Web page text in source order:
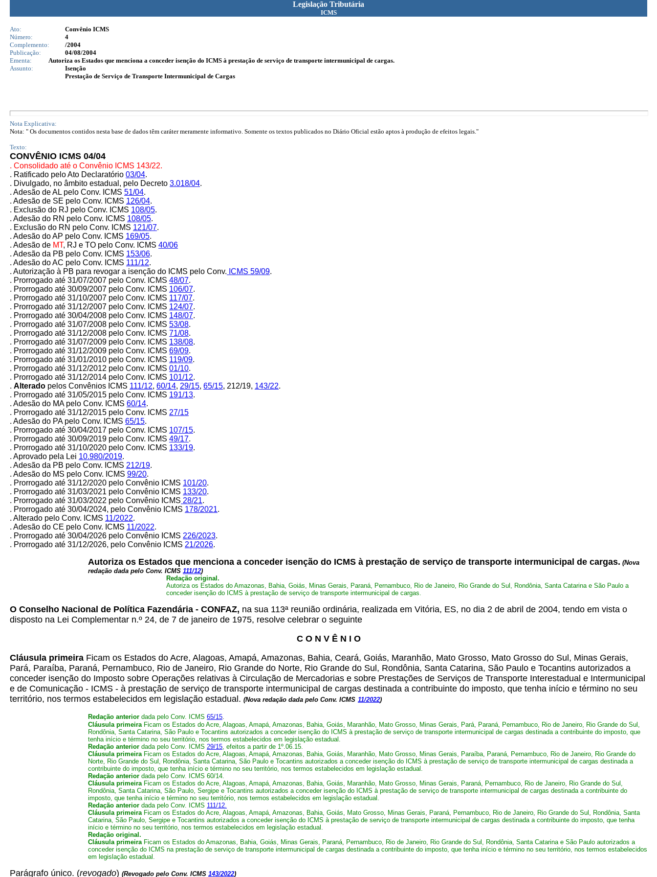
Legislação Tributária
ICMS
Ato:
Convênio ICMS
Número:
4
Complemento:
/2004
Publicação:
04/08/2004
Ementa:
Autoriza os Estados que menciona a conceder isenção do ICMS à prestação de serviço de transporte intermunicipal de cargas.
Assunto:
Isenção
Prestação de Serviço de Transporte Intermunicipal de Cargas
Nota Explicativa:
Nota: " Os documentos contidos nesta base de dados têm caráter meramente informativo. Somente os textos publicados no Diário Oficial estão aptos à produção de efeitos legais."
Texto:
CONVÊNIO ICMS 04/04
. Consolidado até o Convênio ICMS 143/22.
. Ratificado pelo Ato Declaratório 03/04.
. Divulgado, no âmbito estadual, pelo Decreto 3.018/04.
. Adesão de AL pelo Conv. ICMS 51/04.
. Adesão de SE pelo Conv. ICMS 126/04.
. Exclusão do RJ pelo Conv. ICMS 108/05.
. Adesão do RN pelo Conv. ICMS 108/05.
. Exclusão do RN pelo Conv. ICMS 121/07.
. Adesão do AP pelo Conv. ICMS 169/05.
. Adesão de MT, RJ e TO pelo Conv. ICMS 40/06
. Adesão da PB pelo Conv. ICMS 153/06.
. Adesão do AC pelo Conv. ICMS 111/12.
. Autorização à PB para revogar a isenção do ICMS pelo Conv. ICMS 59/09.
. Prorrogado até 31/07/2007 pelo Conv. ICMS 48/07.
. Prorrogado até 30/09/2007 pelo Conv. ICMS 106/07.
. Prorrogado até 31/10/2007 pelo Conv. ICMS 117/07.
. Prorrogado até 31/12/2007 pelo Conv. ICMS 124/07.
. Prorrogado até 30/04/2008 pelo Conv. ICMS 148/07.
. Prorrogado até 31/07/2008 pelo Conv. ICMS 53/08.
. Prorrogado até 31/12/2008 pelo Conv. ICMS 71/08.
. Prorrogado até 31/07/2009 pelo Conv. ICMS 138/08.
. Prorrogado até 31/12/2009 pelo Conv. ICMS 69/09.
. Prorrogado até 31/01/2010 pelo Conv. ICMS 119/09.
. Prorrogado até 31/12/2012 pelo Conv. ICMS 01/10.
. Prorrogado até 31/12/2014 pelo Conv. ICMS 101/12.
. Alterado pelos Convênios ICMS 111/12, 60/14, 29/15, 65/15, 212/19, 143/22.
. Prorrogado até 31/05/2015 pelo Conv. ICMS 191/13.
. Adesão do MA pelo Conv. ICMS 60/14.
. Prorrogado até 31/12/2015 pelo Conv. ICMS 27/15
. Adesão do PA pelo Conv. ICMS 65/15.
. Prorrogado até 30/04/2017 pelo Conv. ICMS 107/15.
. Prorrogado até 30/09/2019 pelo Conv. ICMS 49/17.
. Prorrogado até 31/10/2020 pelo Conv. ICMS 133/19.
. Aprovado pela Lei 10.980/2019.
. Adesão da PB pelo Conv. ICMS 212/19.
. Adesão do MS pelo Conv. ICMS 99/20.
. Prorrogado até 31/12/2020 pelo Convênio ICMS 101/20.
. Prorrogado até 31/03/2021 pelo Convênio ICMS 133/20.
. Prorrogado até 31/03/2022 pelo Convênio ICMS 28/21.
. Prorrogado até 30/04/2024, pelo Convênio ICMS 178/2021.
. Alterado pelo Conv. ICMS 11/2022.
. Adesão do CE pelo Conv. ICMS 11/2022.
. Prorrogado até 30/04/2026 pelo Convênio ICMS 226/2023.
. Prorrogado até 31/12/2026, pelo Convênio ICMS 21/2026.
Autoriza os Estados que menciona a conceder isenção do ICMS à prestação de serviço de transporte intermunicipal de cargas. (Nova
redação dada pelo Conv. ICMS 111/12)
Redação original.
Autoriza os Estados do Amazonas, Bahia, Goiás, Minas Gerais, Paraná, Pernambuco, Rio de Janeiro, Rio Grande do Sul, Rondônia, Santa Catarina e São Paulo a
conceder isenção do ICMS à prestação de serviço de transporte intermunicipal de cargas.
O Conselho Nacional de Política Fazendária - CONFAZ, na sua 113ª reunião ordinária, realizada em Vitória, ES, no dia 2 de abril de 2004, tendo em vista o
disposto na Lei Complementar n.º 24, de 7 de janeiro de 1975, resolve celebrar o seguinte
C O N V Ê N I O
Cláusula primeira Ficam os Estados do Acre, Alagoas, Amapá, Amazonas, Bahia, Ceará, Goiás, Maranhão, Mato Grosso, Mato Grosso do Sul, Minas Gerais,
Pará, Paraíba, Paraná, Pernambuco, Rio de Janeiro, Rio Grande do Norte, Rio Grande do Sul, Rondônia, Santa Catarina, São Paulo e Tocantins autorizados a
conceder isenção do Imposto sobre Operações relativas à Circulação de Mercadorias e sobre Prestações de Serviços de Transporte Interestadual e Intermunicipal
e de Comunicação - ICMS - à prestação de serviço de transporte intermunicipal de cargas destinada a contribuinte do imposto, que tenha início e término no seu
território, nos termos estabelecidos em legislação estadual. (Nova redação dada pelo Conv. ICMS 11/2022)
Redação anterior dada pelo Conv. ICMS 65/15.
Cláusula primeiraFicam os Estados do Acre, Alagoas, Amapá, Amazonas, Bahia, Goiás, Maranhão, Mato Grosso, Minas Gerais, Pará, Paraná, Pernambuco, Rio de Janeiro, Rio Grande do Sul,
Rondônia, Santa Catarina, São Paulo e Tocantins autorizados a conceder isenção do ICMS à prestação de serviço de transporte intermunicipal de cargas destinada a contribuinte do imposto, que
tenha início e término no seu território, nos termos estabelecidos em legislação estadual.
Redação anterior dada pelo Conv. ICMS 29/15, efeitos a partir de 1º.06.15.
Cláusula primeiraFicam os Estados do Acre, Alagoas, Amapá, Amazonas, Bahia, Goiás, Maranhão, Mato Grosso, Minas Gerais, Paraíba, Paraná, Pernambuco, Rio de Janeiro, Rio Grande do
Norte, Rio Grande do Sul, Rondônia, Santa Catarina, São Paulo e Tocantins autorizados a conceder isenção do ICMS à prestação de serviço de transporte intermunicipal de cargas destinada a
contribuinte do imposto, que tenha início e término no seu território, nos termos estabelecidos em legislação estadual.
Redação anterior dada pelo Conv. ICMS 60/14.
Cláusula primeiraFicam os Estados do Acre, Alagoas, Amapá, Amazonas, Bahia, Goiás, Maranhão, Mato Grosso, Minas Gerais, Paraná, Pernambuco, Rio de Janeiro, Rio Grande do Sul,
Rondônia, Santa Catarina, São Paulo, Sergipe e Tocantins autorizados a conceder isenção do ICMS à prestação de serviço de transporte intermunicipal de cargas destinada a contribuinte do
imposto, que tenha início e término no seu território, nos termos estabelecidos em legislação estadual.
Redação anterior dada pelo Conv. ICMS 111/12.
Cláusula primeiraFicam os Estados do Acre, Alagoas, Amapá, Amazonas, Bahia, Goiás, Mato Grosso, Minas Gerais, Paraná, Pernambuco, Rio de Janeiro, Rio Grande do Sul, Rondônia, Santa
Catarina, São Paulo, Sergipe e Tocantins autorizados a conceder isenção do ICMS à prestação de serviço de transporte intermunicipal de cargas destinada a contribuinte do imposto, que tenha
início e término no seu território, nos termos estabelecidos em legislação estadual.
Redação original.
Cláusula primeiraFicam os Estados do Amazonas, Bahia, Goiás, Minas Gerais, Paraná, Pernambuco, Rio de Janeiro, Rio Grande do Sul, Rondônia, Santa Catarina e São Paulo autorizados a
conceder isenção do ICMS na prestação de serviço de transporte intermunicipal de cargas destinada a contribuinte do imposto, que tenha início e término no seu território, nos termos estabelecidos
em legislação estadual.
Parágrafo único. (revogado) (Revogado pelo Conv. ICMS 143/2022)